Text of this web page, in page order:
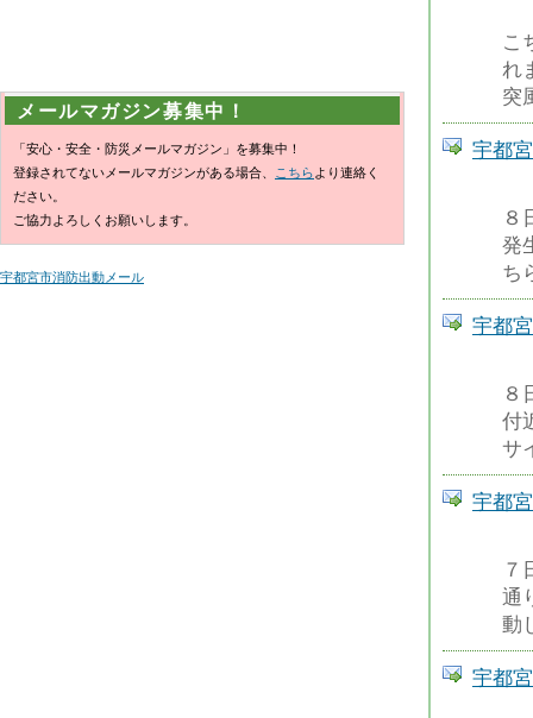
こ
れ
突
宇都
８
発
ち
宇都
８
付
サ
宇都
７
通
動
宇都
メールマガジン募集中！
「安心・安全・防災メールマガジン」を募集中！
登録されてないメールマガジンがある場合、
こちら より連絡く
ださい。
ご協力よろしくお願いします。
宇都宮市消防出動メール